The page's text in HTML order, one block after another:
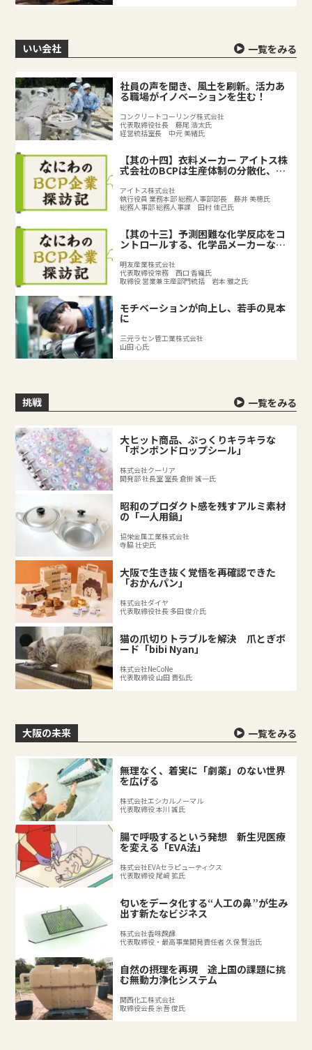
いい会社 一覧をみる
社員の声を聞き、風土を刷新。活力あ
る職場がイノベーションを生む！
コンクリートコーリング株式会社
代表取締役社長 藤尾 浩太氏
経営統括室長 中元 美緒氏
【其の十四】衣料メーカー アイトス株
式会社のBCPは生産体制の分散化、
BCPの取り組みで既存のリスク対策を
強化
アイトス株式会社
執行役員 業務本部 総務人事部部長 藤井 美穂氏
総務人事部 総務人事課 田村 佳己氏
【其の十三】予測困難な化学反応をコ
ントロールする、化学品メーカーなら
ではのリスクとは？
明友産業株式会社
代表取締役常務 西口 香織氏
取締役 営業兼生産部門統括 岩本 雅之氏
モチベーションが向上し、若手の見本
に
三元ラセン管工業株式会社
山田 心氏
挑戦 一覧をみる
大ヒット商品、ぷっくりキラキラな
「ボンボンドロップシール」
株式会社クーリア
開発部 社長室 室長 倉掛 誠一氏
昭和のプロダクト感を残すアルミ素材
の「一人用鍋」
協栄金属工業株式会社
寺脇 壮史氏
大阪で生き抜く覚悟を再確認できた
「おかんパン」
株式会社ダイヤ
代表取締役社長 多田 俊介氏
猫の爪切りトラブルを解決 爪とぎボ
ード「bibi Nyan」
株式会社NeCoNe
代表取締役 山田 貴弘氏
大阪の未来 一覧をみる
無理なく、着実に「劇薬」のない世界
を広げる
株式会社エシカルノーマル
代表取締役 本川 誠氏
腸で呼吸するという発想 新生児医療
を変える「EVA法」
株式会社EVAセラピューティクス
代表取締役 尾﨑 拡氏
匂いをデータ化する“人工の鼻”が生み
出す新たなビジネス
株式会社香味醗酵
代表取締役・最高事業開発責任者 久保 賢治氏
自然の摂理を再現 途上国の課題に挑
む無動力浄化システム
関西化工株式会社
取締役会長 余吾 俊氏